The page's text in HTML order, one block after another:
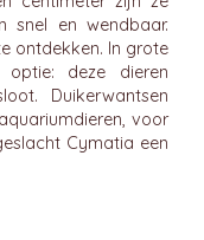
snel en wendbaar.
ontdekken. In grote
deze dieren
Duikerwantsen
voor
Cymatia een